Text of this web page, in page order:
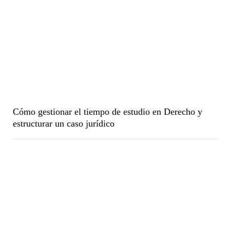
Cómo gestionar el tiempo de estudio en Derecho y
estructurar un caso jurídico